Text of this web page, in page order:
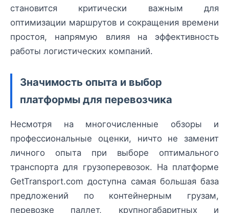
становится критически важным для
оптимизации маршрутов и сокращения времени
простоя, напрямую влияя на эффективность
работы логистических компаний.
Значимость опыта и выбор
платформы для перевозчика
Несмотря на многочисленные обзоры и
профессиональные оценки, ничто не заменит
личного опыта при выборе оптимального
транспорта для грузоперевозок. На платформе
GetTransport.com доступна самая большая база
предложений по контейнерным грузам,
перевозке паллет, крупногабаритных и